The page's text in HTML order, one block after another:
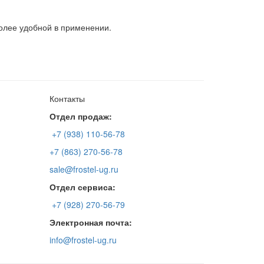
удобной в применении.
Контакты
Отдел продаж:
+7 (938) 110-56-78
+7 (863) 270-56-78
sale@frostel-ug.ru
Отдел сервиса:
+7 (928) 270-56-79
Электронная почта:
info@frostel-ug.ru